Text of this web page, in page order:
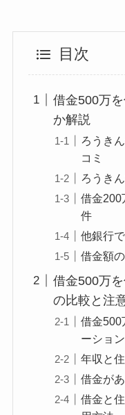
目次
借金500万
か解説
ろうき
コミ
ろうき
借金200
件
他銀行
借金額
借金500万
の比較と注
借金500
ーション
年収と
借金が
借金と